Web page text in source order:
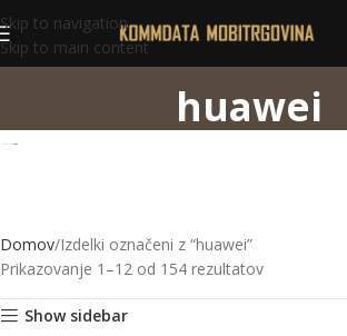
Skip to navigation
Skip to main content
huawei
Domov Izdelki označeni z “huawei”
Prikazovanje 1–12 od 154 rezultatov
Show sidebar